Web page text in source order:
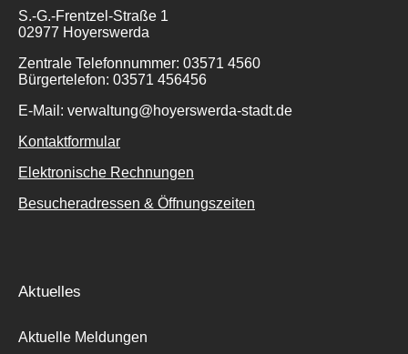
S.-G.-Frentzel-Straße 1
02977 Hoyerswerda
Zentrale Telefonnummer: 03571 4560
Bürgertelefon: 03571 456456
E-Mail: verwaltung@hoyerswerda-stadt.de
Kontaktformular
Elektronische Rechnungen
Besucheradressen & Öffnungszeiten
Aktuelles
Aktuelle Meldungen